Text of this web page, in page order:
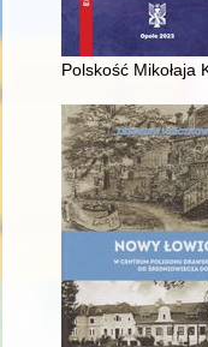
Polskość Mikołaja